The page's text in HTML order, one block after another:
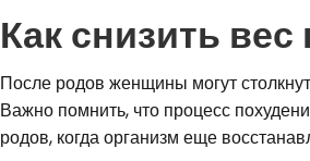
Как снизить
После родов женщины могут
Важно помнить, что процесс
родов, когда организм еще